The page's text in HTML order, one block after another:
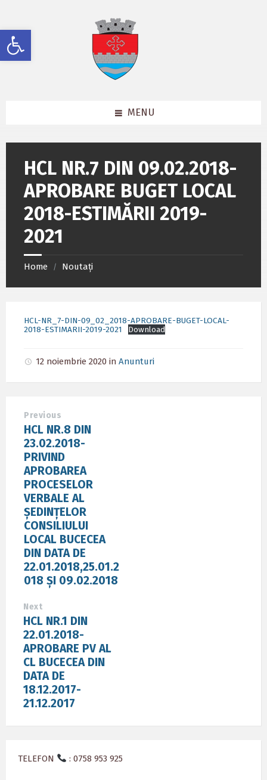
Deschide bara de unelte
content
left
sidebar
footer
MENU
HCL NR.7 DIN 09.02.2018-
APROBARE BUGET LOCAL
2018-ESTIMĂRII 2019-
2021
Home / Noutați
HCL-NR_7-DIN-09_02_2018-APROBARE-BUGET-LOCAL-
2018-ESTIMARII-2019-2021
Download
12 noiembrie 2020 in Anunturi
Previous
HCL NR.8 DIN
23.02.2018-
PRIVIND
APROBAREA
PROCESELOR
VERBALE AL
ȘEDINȚELOR
CONSILIULUI
LOCAL BUCECEA
DIN DATA DE
22.01.2018,25.01.2
018 ȘI 09.02.2018
Next
HCL NR.1 DIN
22.01.2018-
APROBARE PV AL
CL BUCECEA DIN
DATA DE
18.12.2017-
21.12.2017
TELEFON : 0758 953 925